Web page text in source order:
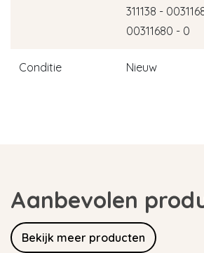
311138 -
00311680 - 0
Conditie Nieuw
Aanbevolen
Bekijk meer producten